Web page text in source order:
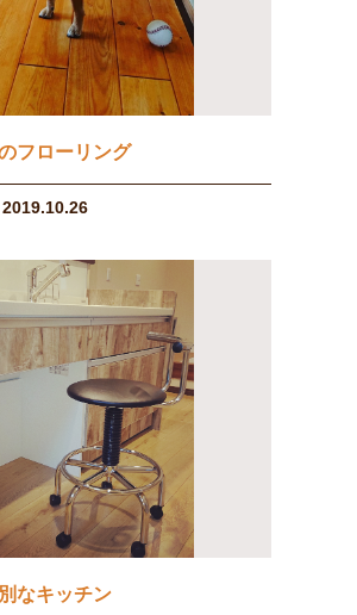
フローリング
2019.10.26
なキッチン